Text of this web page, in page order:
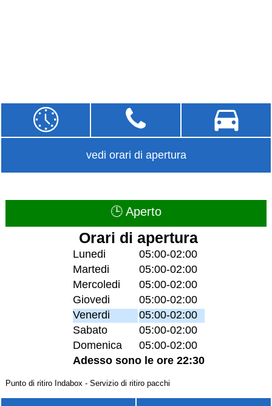
vedi orari di apertura
🕒 Aperto
Orari di apertura
Lunedi
05:00-02:00
Martedi
05:00-02:00
Mercoledi
05:00-02:00
Giovedi
05:00-02:00
Venerdi
05:00-02:00
Sabato
05:00-02:00
Domenica
05:00-02:00
Adesso sono le ore 22:30
Punto di ritiro Indabox - Servizio di ritiro pacchi